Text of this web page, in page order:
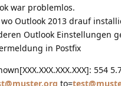
war problemlos.
Outlook 2013 drauf
Outlook Einstellungen
in Postfix
554
to=